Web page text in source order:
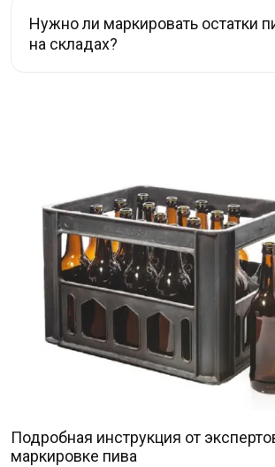
Нужно ли маркировать остатки
на складах?
Подробная инструкция от
маркировке пива